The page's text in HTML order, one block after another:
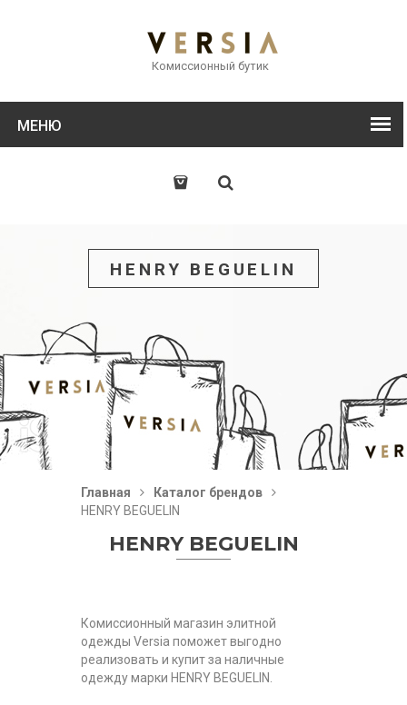
Комиссионный бутик
МЕНЮ
HENRY BEGUELIN
Главная
Каталог брендов
HENRY BEGUELIN
HENRY BEGUELIN
Комиссионный магазин элитной
одежды Versia поможет выгодно
реализовать и купит за наличные
одежду марки HENRY BEGUELIN.